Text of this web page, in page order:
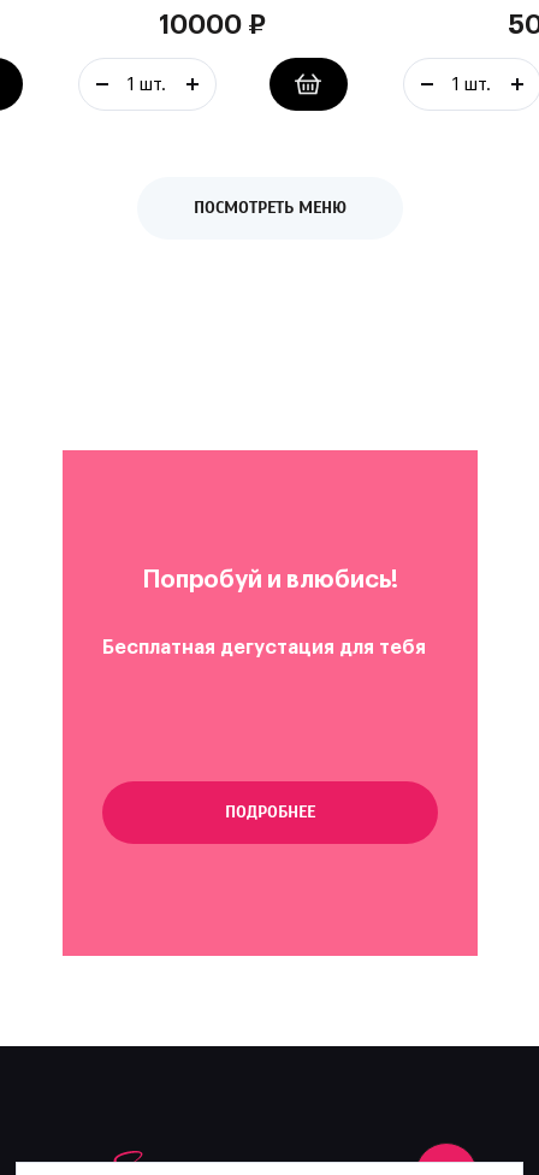
10000 ₽
ПОСМОТРЕТЬ МЕНЮ
Попробуй и влюбись!
Бесплатная дегустация для тебя
ПОДРОБНЕЕ